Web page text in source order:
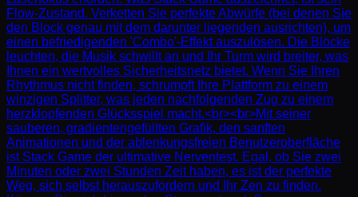
Flow-Zustand. Verketten Sie perfekte Abwürfe (bei denen Sie
den Block genau mit dem darunter liegenden ausrichten), um
einen befriedigenden 'Combo'-Effekt auszulösen. Die Blöcke
leuchten, die Musik schwillt an und Ihr Turm wird breiter, was
Ihnen ein wertvolles Sicherheitsnetz bietet. Wenn Sie Ihren
Rhythmus nicht finden, schrumpft Ihre Plattform zu einem
winzigen Splitter, was jeden nachfolgenden Zug zu einem
herzklopfenden Glücksspiel macht.<br><br>Mit seiner
sauberen, gradientengefüllten Grafik, den sanften
Animationen und der ablenkungsfreien Benutzeroberfläche
ist Stack Game der ultimative Nerventest. Egal, ob Sie zwei
Minuten oder zwei Stunden Zeit haben, es ist der perfekte
Weg, sich selbst herauszufordern und Ihr Zen zu finden.